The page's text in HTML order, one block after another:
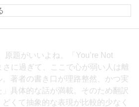
原題がいいよね。「You’re Not
さに過ぎて、ここで心が弱い人は離
。著者の書き口が理路整然、かつ実
」具体的な話が満載。そのため翻訳
くて抽象的な表現が比較的少なく